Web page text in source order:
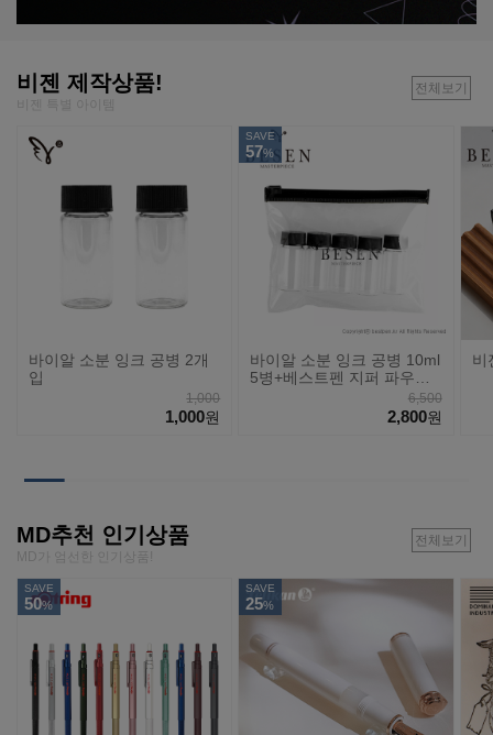
비젠 제작상품!
비젠 특별 아이템
전체보기
바이알 소분 잉크 공병 2개
입
1,000
1,000원
SAVE
57%
바이알 소분 잉크 공병 10ml
5병+베스트펜 지퍼 파우치
6,500
2,800원
비
MD추천 인기상품
MD가 엄선한 인기상품!
전체보기
SAVE
50%
SAVE
25%